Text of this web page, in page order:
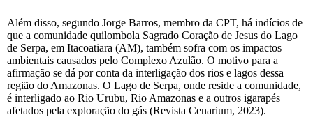
Além disso, segundo Jorge Barros, membro da CPT, há indícios de
que a comunidade quilombola Sagrado Coração de Jesus do Lago
de Serpa, em Itacoatiara (AM), também sofra com os impactos
ambientais causados pelo Complexo Azulão. O motivo para a
afirmação se dá por conta da interligação dos rios e lagos dessa
região do Amazonas. O Lago de Serpa, onde reside a comunidade,
é interligado ao Rio Urubu, Rio Amazonas e a outros igarapés
afetados pela exploração do gás (Revista Cenarium, 2023).